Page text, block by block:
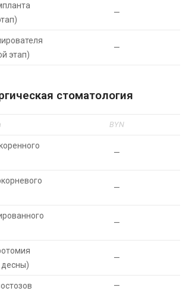
—
этап)
—
стоматология
BYN
—
—
—
десны)
—
—